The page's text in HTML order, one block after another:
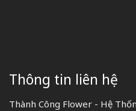
Thông tin liên hệ
Thành Công Flower - Hệ